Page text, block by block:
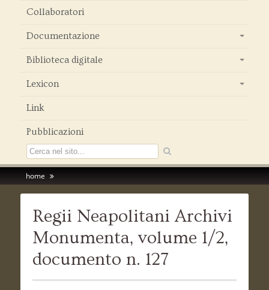
Collaboratori
Documentazione
Biblioteca digitale
Lexicon
Link
Pubblicazioni
home
Regii Neapolitani Archivi
Monumenta, volume 1/2,
documento n. 127